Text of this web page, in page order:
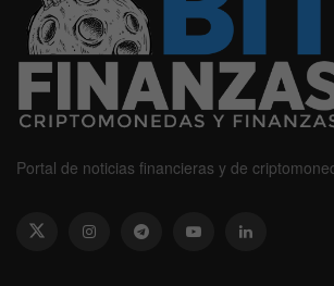
Portal de noticias financieras y de